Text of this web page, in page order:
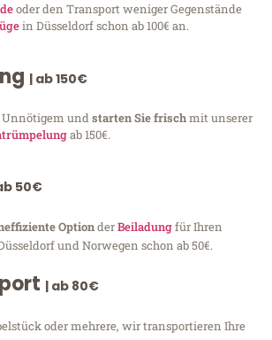
oder den Transport weniger Gegenstände
in Düsseldorf schon ab 100€ an.
| ab 150€
Unnötigem undstarten Sie frischmit unserer
ab 150€.
50€
OptionderBeiladungfür Ihren
und Norwegen schon ab 50€.
| ab 80€
oder mehrere, wir transportieren Ihre